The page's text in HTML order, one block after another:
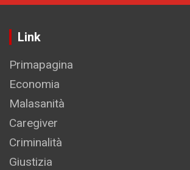
Link
Primapagina
Economia
Malasanità
Caregiver
Criminalità
Giustizia